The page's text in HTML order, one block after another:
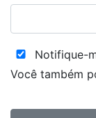
Notifique-
Você também